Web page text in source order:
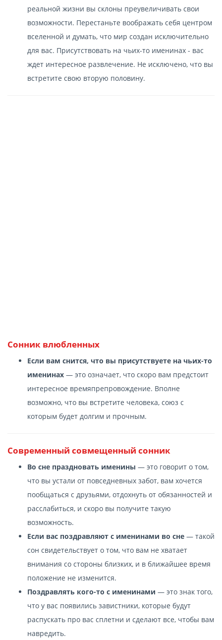
реальной жизни вы склоны преувеличивать свои
возможности. Перестаньте воображать себя центром
вселенной и думать, что мир создан исключительно
для вас. Присутствовать на чьих-то именинах - вас
ждет интересное развлечение. Не исключено, что вы
встретите свою вторую половину.
Сонник влюбленных
Если вам снится, что вы присутствуете на чьих-то
именинах — это означает, что скоро вам предстоит
интересное времяпрепровождение. Вполне
возможно, что вы встретите человека, союз с
которым будет долгим и прочным.
Современный cовмещенный сонник
Во сне праздновать именины — это говорит о том,
что вы устали от повседневных забот, вам хочется
пообщаться с друзьями, отдохнуть от обязанностей и
расслабиться, и скоро вы получите такую
возможность.
Если вас поздравляют с именинами во сне — такой
сон свидетельствует о том, что вам не хватает
внимания со стороны близких, и в ближайшее время
положение не изменится.
Поздравлять кого-то с именинами — это знак того,
что у вас появились завистники, которые будут
распускать про вас сплетни и сделают все, чтобы вам
навредить.